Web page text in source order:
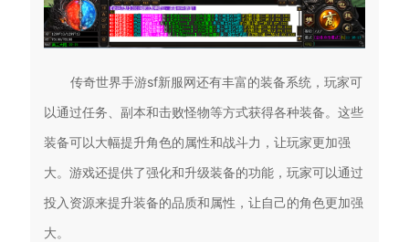
传奇世界手游sf新服网还有丰富的装备系统，玩家可
以通过任务、副本和击败怪物等方式获得各种装备。这些
装备可以大幅提升角色的属性和战斗力，让玩家更加强
大。游戏还提供了强化和升级装备的功能，玩家可以通过
投入资源来提升装备的品质和属性，让自己的角色更加强
大。